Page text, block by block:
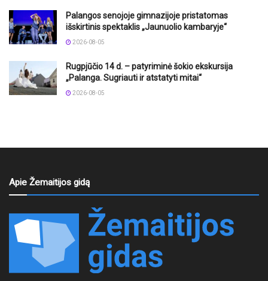
Palangos senojoje gimnazijoje pristatomas
išskirtinis spektaklis „Jaunuolio kambaryje“
2026-08-05
Rugpjūčio 14 d. – patyriminė šokio ekskursija
„Palanga. Sugriauti ir atstatyti mitai“
2026-08-05
Apie Žemaitijos gidą